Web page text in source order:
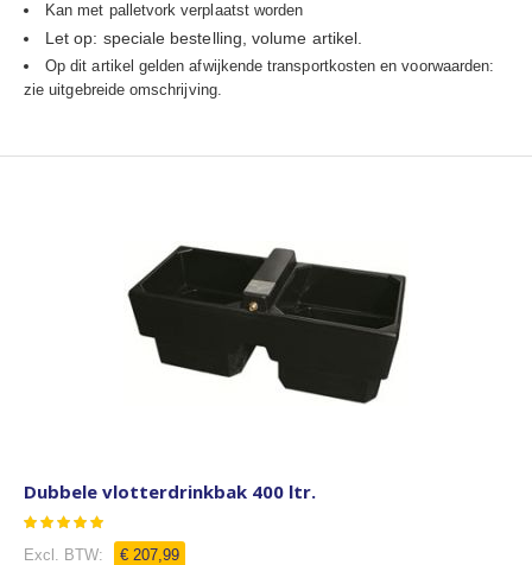
Kan met palletvork verplaatst worden
Let op: speciale bestelling, volume artikel.
Op dit artikel gelden afwijkende transportkosten en voorwaarden:
zie uitgebreide omschrijving.
Dubbele vlotterdrinkbak 400 ltr.
Waardering:
80
100
€ 207,99